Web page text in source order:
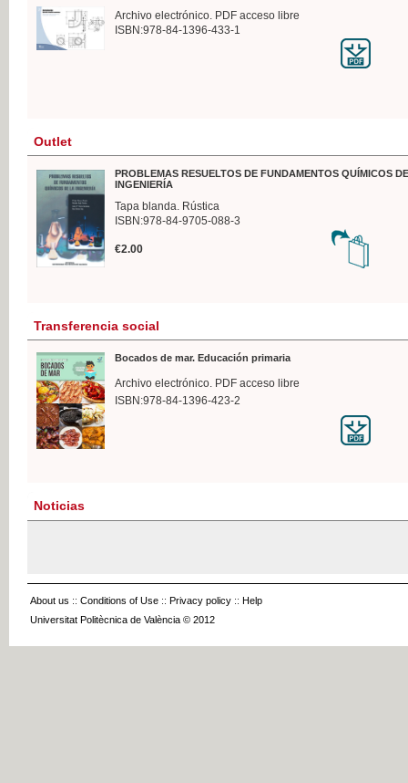
Archivo electrónico. PDF acceso libre
ISBN:978-84-1396-433-1
Outlet
PROBLEMAS RESUELTOS DE FUNDAMENTOS QUÍMICOS
INGENIERÍA
Tapa blanda. Rústica
ISBN:978-84-9705-088-3
€2.00
Transferencia social
Bocados de mar. Educación primaria
Archivo electrónico. PDF acceso libre
ISBN:978-84-1396-423-2
Noticias
About us :: Conditions of Use :: Privacy policy :: Help
Universitat Politècnica de València © 2012